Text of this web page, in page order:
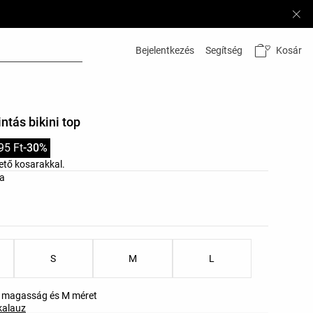
Bejelentkezés Segítség Kosár
listája
bikini top
Ft-30%
kosarakkal.
listája
S M L
és M méret